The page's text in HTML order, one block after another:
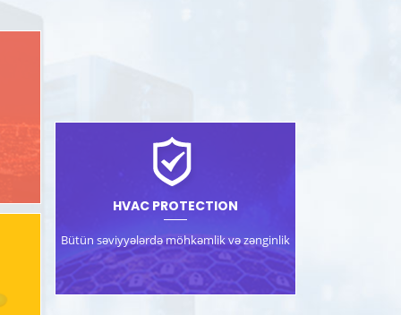
HVAC PROTECTION
Bütün səviyyələrdə möhkəmlik və zənginlik